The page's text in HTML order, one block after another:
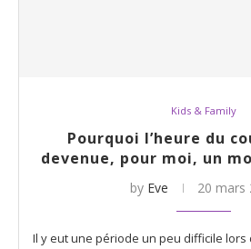
Kids & Family
Pourquoi l’heure du
devenue, pour moi, un
by Eve 20 mars
Il y eut une période un peu difficile lors